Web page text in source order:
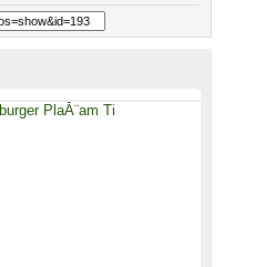
PlaĂ¨am Ti